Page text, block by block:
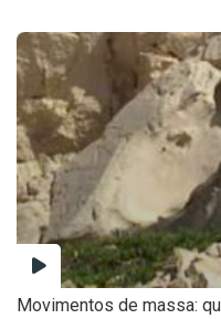
Movimentos de massa: